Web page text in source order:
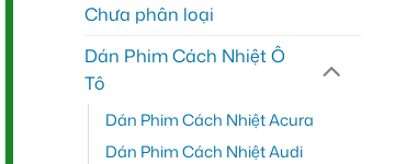
Chưa phân loại
Dán Phim Cách Nhiệt Ô
Tô
Dán Phim Cách Nhiệt Acura
Dán Phim Cách Nhiệt Audi